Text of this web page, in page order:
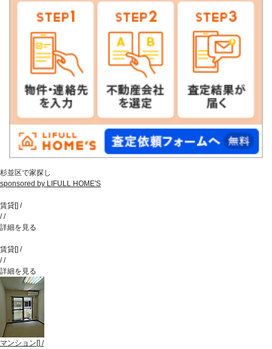
杉並区で家探し
sponsored by LIFULL HOME'S
賃貸[] /
//
詳細を見る
賃貸[] /
//
詳細を見る
マンション [] /